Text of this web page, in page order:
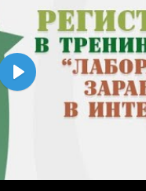
Воспроизвести